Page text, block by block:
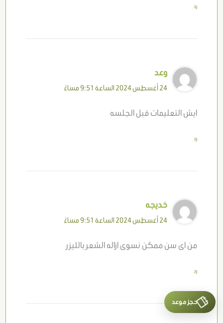
رد
وعد
24 أغسطس 2024 الساعة 9:51 مساءً
ايش التعليمات قبل الجلسه
رد
خديجه
24 أغسطس 2024 الساعة 9:51 مساءً
من اى سن ممكن نسوى ازاله الشعر بالليزر
رد
حجز موعد